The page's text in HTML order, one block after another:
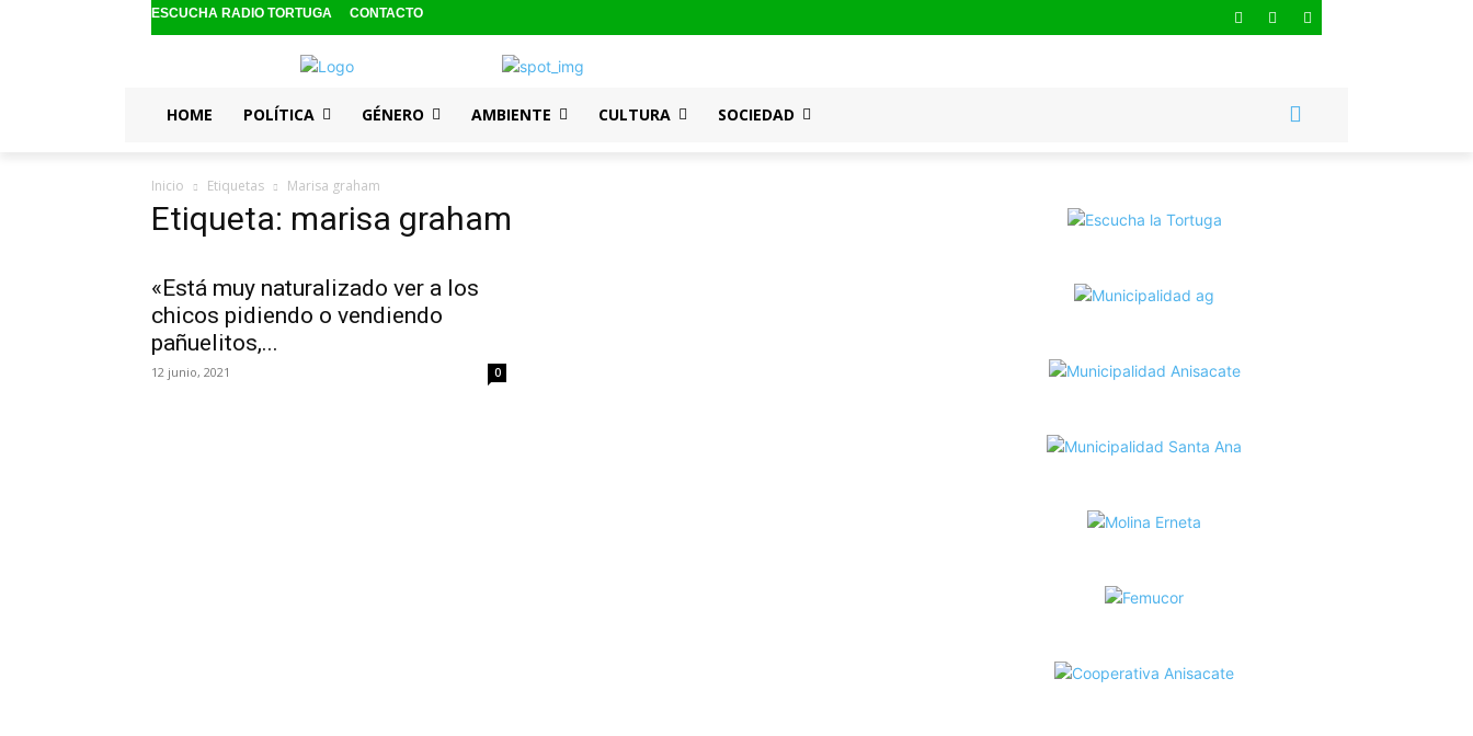
ESCUCHA RADIO TORTUGA CONTACTO
HOME POLÍTICA GÉNERO AMBIENTE CULTURA SOCIEDAD
Inicio Etiquetas Marisa graham
Etiqueta: marisa graham
«Está muy naturalizado ver a los
chicos pidiendo o vendiendo
pañuelitos,...
12 junio, 2021 0